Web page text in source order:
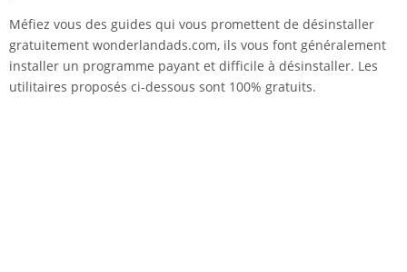
Méfiez vous des guides qui vous promettent de désinstaller
gratuitement wonderlandads.com, ils vous font généralement
installer un programme payant et difficile à désinstaller. Les
utilitaires proposés ci-dessous sont 100% gratuits.